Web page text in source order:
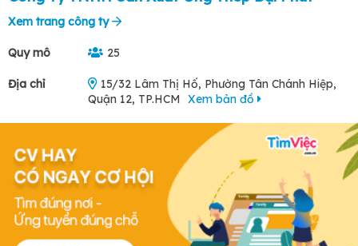
Xem trang công ty
Quy mô 25
Địa chỉ
15/32 Lâm Thị Hố, Phường Tân Chánh Hiệp,
Quận 12, TP.HCM Xem bản đồ